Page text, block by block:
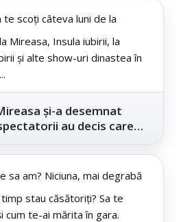
te scoți câteva luni de la
Mireasa, Insula iubirii, la
și alte show-uri dinastea în
și-a desemnat
au decis care
sa am? Niciuna, mai degrabă
stau căsătoriți? Sa te
cum te-ai mărita în gara.